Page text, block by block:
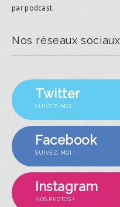
par podcast.
Nos réseaux sociaux
Twitter
SUIVEZ-MOI !
Facebook
SUIVEZ-MOI !
Instagram
NOS PHOTOS !